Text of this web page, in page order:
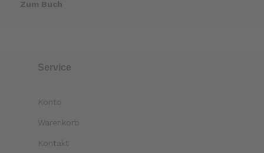
Zum Buch
Service
Konto
Warenkorb
Kontakt